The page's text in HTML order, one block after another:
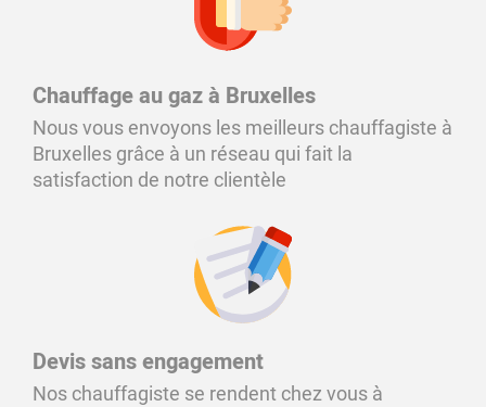
Chauffage au gaz à Bruxelles
Nous vous envoyons les meilleurs chauffagiste à
Bruxelles grâce à un réseau qui fait la
satisfaction de notre clientèle
Devis sans engagement
Nos chauffagiste se rendent chez vous à